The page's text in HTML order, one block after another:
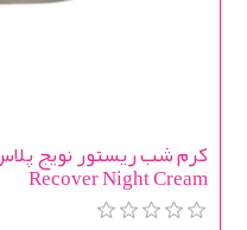
Recover Night Cream